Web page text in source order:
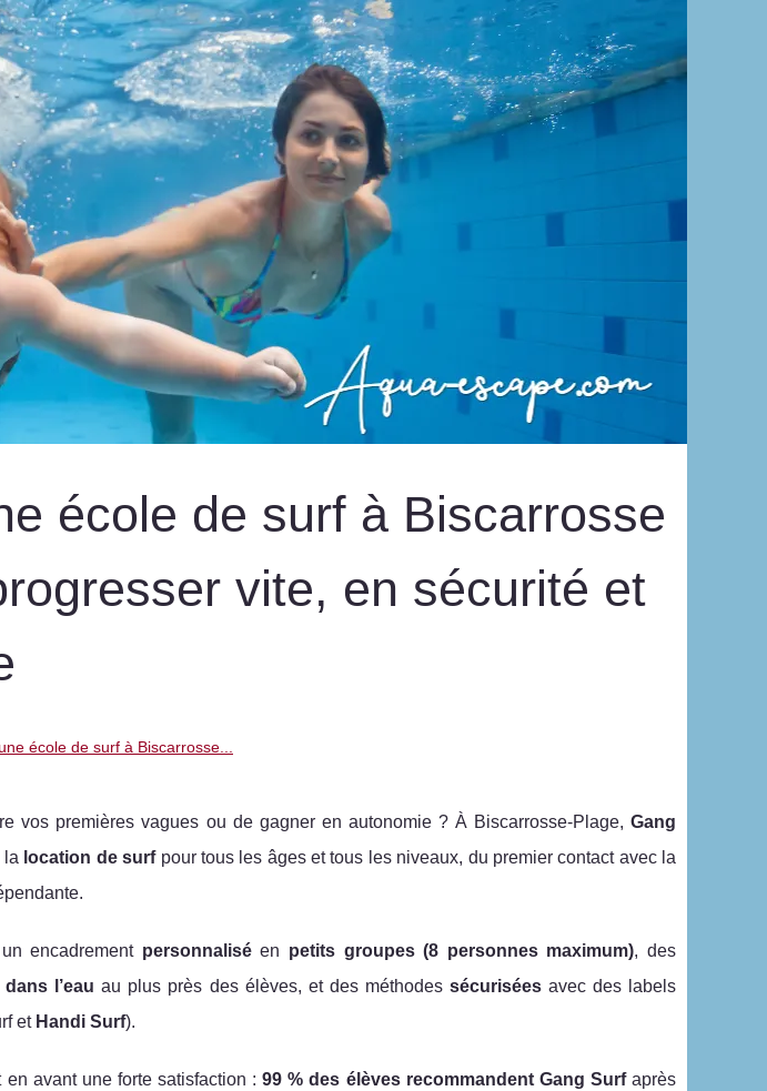
école de surf à Biscarrosse
vite, en sécurité et
école de surf à Biscarrosse...
vos premières vagues ou de gagner en autonomie ? À Biscarrosse-Plage, Gang
location de surfpour tous les âges et tous les niveaux, du premier contact avec la
encadrement personnaliséen petits groupes (8 personnes maximum), des
l’eau au plus près des élèves, et des méthodes sécuriséesavec des labels
et Handi Surf).
en avant une forte satisfaction :99 % des élèves recommandent Gang Surfaprès